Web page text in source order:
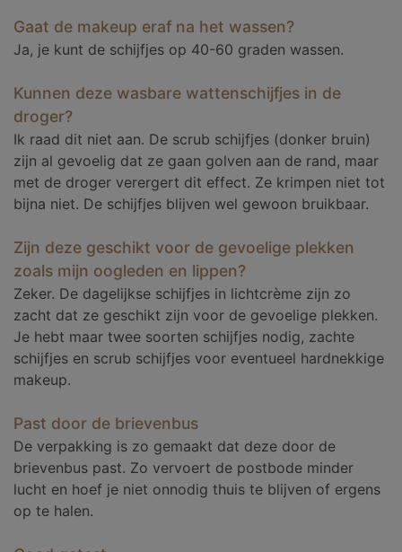
Gaat de makeup eraf na het wassen?
Ja, je kunt de schijfjes op 40-60 graden wassen.
Kunnen deze wasbare wattenschijfjes in de
droger?
Ik raad dit niet aan. De scrub schijfjes (donker bruin)
zijn al gevoelig dat ze gaan golven aan de rand, maar
met de droger verergert dit effect. Ze krimpen niet tot
bijna niet. De schijfjes blijven wel gewoon bruikbaar.
Zijn deze geschikt voor de gevoelige plekken
zoals mijn oogleden en lippen?
Zeker. De dagelijkse schijfjes in lichtcrème zijn zo
zacht dat ze geschikt zijn voor de gevoelige plekken.
Je hebt maar twee soorten schijfjes nodig, zachte
schijfjes en scrub schijfjes voor eventueel hardnekkige
makeup.
Past door de brievenbus
De verpakking is zo gemaakt dat deze door de
brievenbus past. Zo vervoert de postbode minder
lucht en hoef je niet onnodig thuis te blijven of ergens
op te halen.